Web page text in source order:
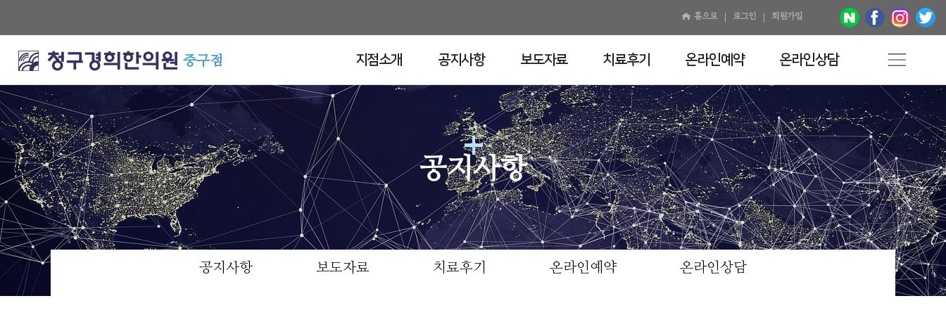
홈으로 로그인 회원가입
중구점 지점소개 공지사항 보도자료 치료후기 온라인예약 온라인상담
공지사항
공지사항 보도자료 치료후기 온라인예약 온라인상담
공지사항